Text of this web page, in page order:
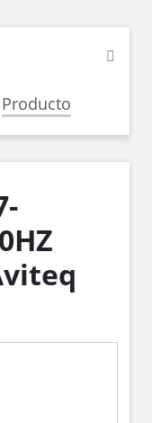
Producto